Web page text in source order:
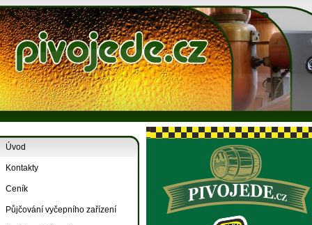
Úvod
Kontakty
Ceník
Půjčování vyčepního zařízení